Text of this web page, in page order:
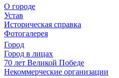
О городе
Устав
Историческая справка
Фотогалерея
Город
Город в лицах
70 лет Великой Победе
Некоммерческие организации